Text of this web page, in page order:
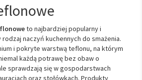
to najbardziej popularny i
naczyń kuchennych do smażenia.
i pokryte warstwą teflonu, na którym
każdą potrawę bez obaw o
sprawdzają się w gospodarstwach
oraz stołówkach. Produkty